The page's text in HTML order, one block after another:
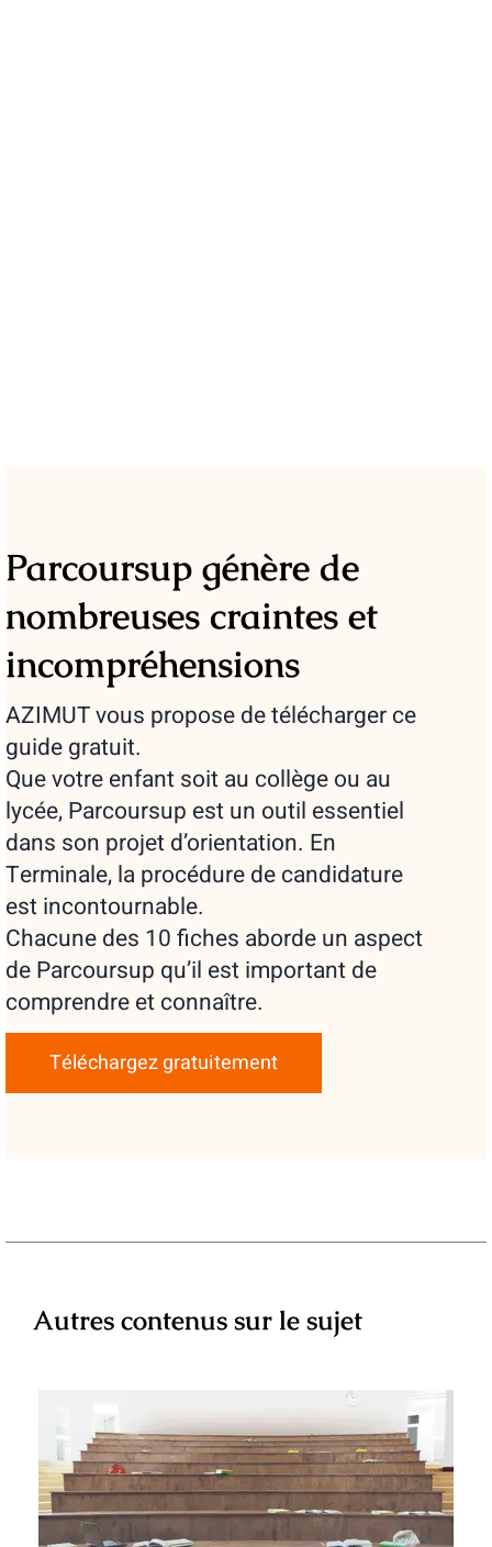
Parcoursup génère de
nombreuses craintes et
incompréhensions
AZIMUT vous propose de télécharger ce
guide gratuit.
Que votre enfant soit au collège ou au
lycée, Parcoursup est un outil essentiel
dans son projet d’orientation. En
Terminale, la procédure de candidature
est incontournable.
Chacune des 10 fiches aborde un aspect
de Parcoursup qu’il est important de
comprendre et connaître.
Téléchargez gratuitement
Autres contenus sur le sujet